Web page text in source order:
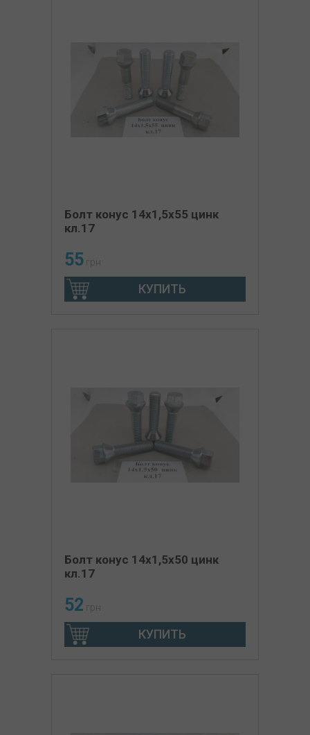
Болт конус 14х1,5х55 цинк
кл.17
55 грн
КУПИТЬ
Болт конус 14х1,5х50 цинк
кл.17
52 грн
КУПИТЬ